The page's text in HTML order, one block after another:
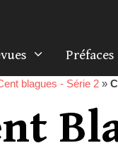
Préfaces
blagues - Série 2 »